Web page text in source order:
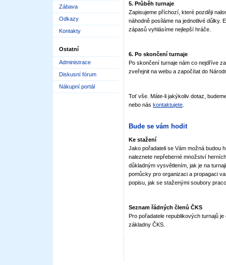
Zábava
Odkazy
Kontakty
Ostatní
Administrace
Diskusní fórum
Nákupní portál
5. Průběh turnaje
Zapisujeme příchozí, které později
náhodně posíláme na jednotlivé důlky.
zápasů vyhlásíme nejlepší hráče.
6. Po skončení turnaje
Po skončení turnaje nám co nejdříve
zveřejnit na webu a započítat do
Toť vše. Máte-li jakýkoliv dotaz,
nebo nás kontaktujete
Bude se vám hodit
Ke stažení
Jako pořadateli se Vám možná budou
naleznete nepřeberné množství
důkladným vysvětlením, jak je na
pomůcky pro organizaci a propagaci
popisu, jak se staženými soubory
Seznam řádných členů ČKS
Pro pořadatele republikových turnajů
základny ČKS.